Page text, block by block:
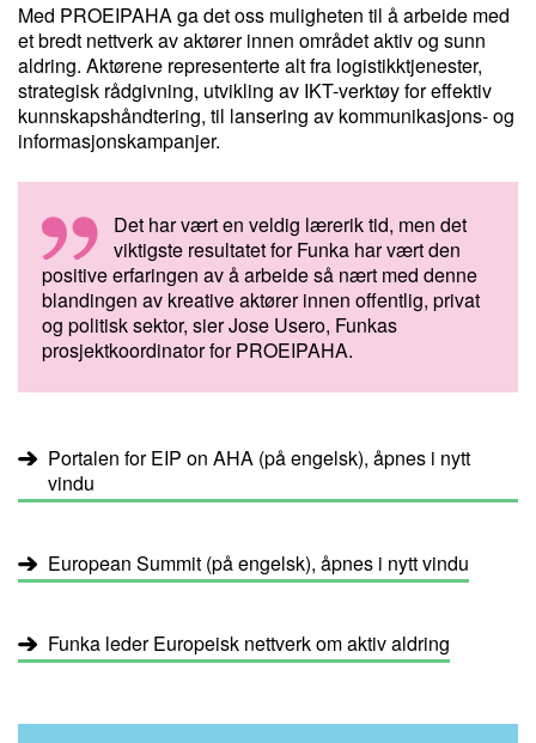
Med PROEIPAHA ga det oss muligheten til å arbeide med
et bredt nettverk av aktører innen området aktiv og sunn
aldring. Aktørene representerte alt fra logistikktjenester,
strategisk rådgivning, utvikling av IKT-verktøy for effektiv
kunnskapshåndtering, til lansering av kommunikasjons- og
informasjonskampanjer.
Det har vært en veldig lærerik tid, men det
viktigste resultatet for Funka har vært den
positive erfaringen av å arbeide så nært med denne
blandingen av kreative aktører innen offentlig, privat
og politisk sektor, sier Jose Usero, Funkas
prosjektkoordinator for PROEIPAHA.
Portalen for EIP on AHA (på engelsk), åpnes i nytt
vindu
European Summit (på engelsk), åpnes i nytt vindu
Funka leder Europeisk nettverk om aktiv aldring